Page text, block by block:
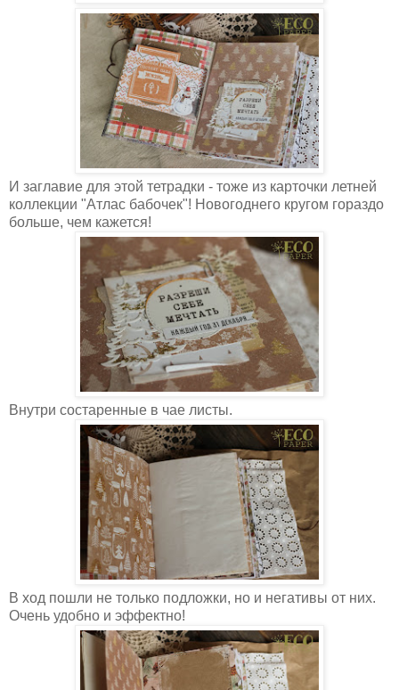
И заглавие для этой тетрадки - тоже из карточки летней
коллекции "Атлас бабочек"! Новогоднего кругом гораздо
больше, чем кажется!
Внутри состаренные в чае листы.
В ход пошли не только подложки, но и негативы от них.
Очень удобно и эффектно!